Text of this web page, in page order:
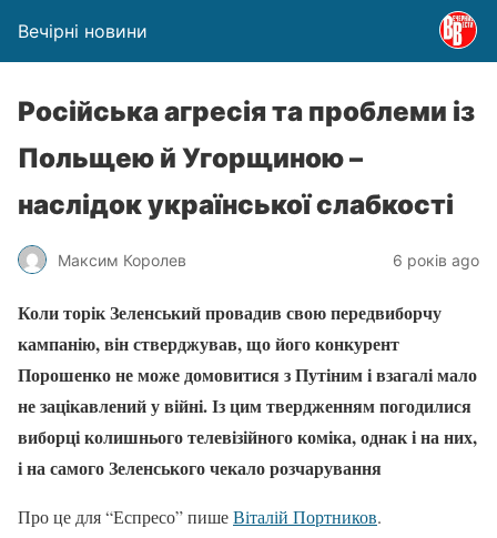
Вечірні новини
Російська агресія та проблеми із
Польщею й Угорщиною –
наслідок української слабкості
Максим Королев 6 років ago
Коли торік Зеленський провадив свою передвиборчу
кампанію, він стверджував, що його конкурент
Порошенко не може домовитися з Путіним і взагалі мало
не зацікавлений у війні. Із цим твердженням погодилися
виборці колишнього телевізійного коміка, однак і на них,
і на самого Зеленського чекало розчарування
Про це для “Еспресо” пишеВіталій Портников.